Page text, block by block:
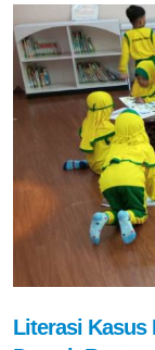
Literasi Kasus